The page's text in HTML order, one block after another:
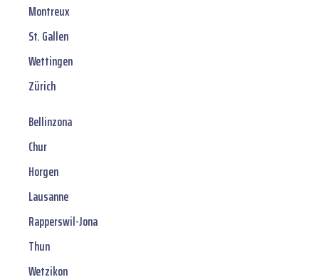
Montreux
St. Gallen
Wettingen
Zürich
Bellinzona
Chur
Horgen
Lausanne
Rapperswil-Jona
Thun
Wetzikon